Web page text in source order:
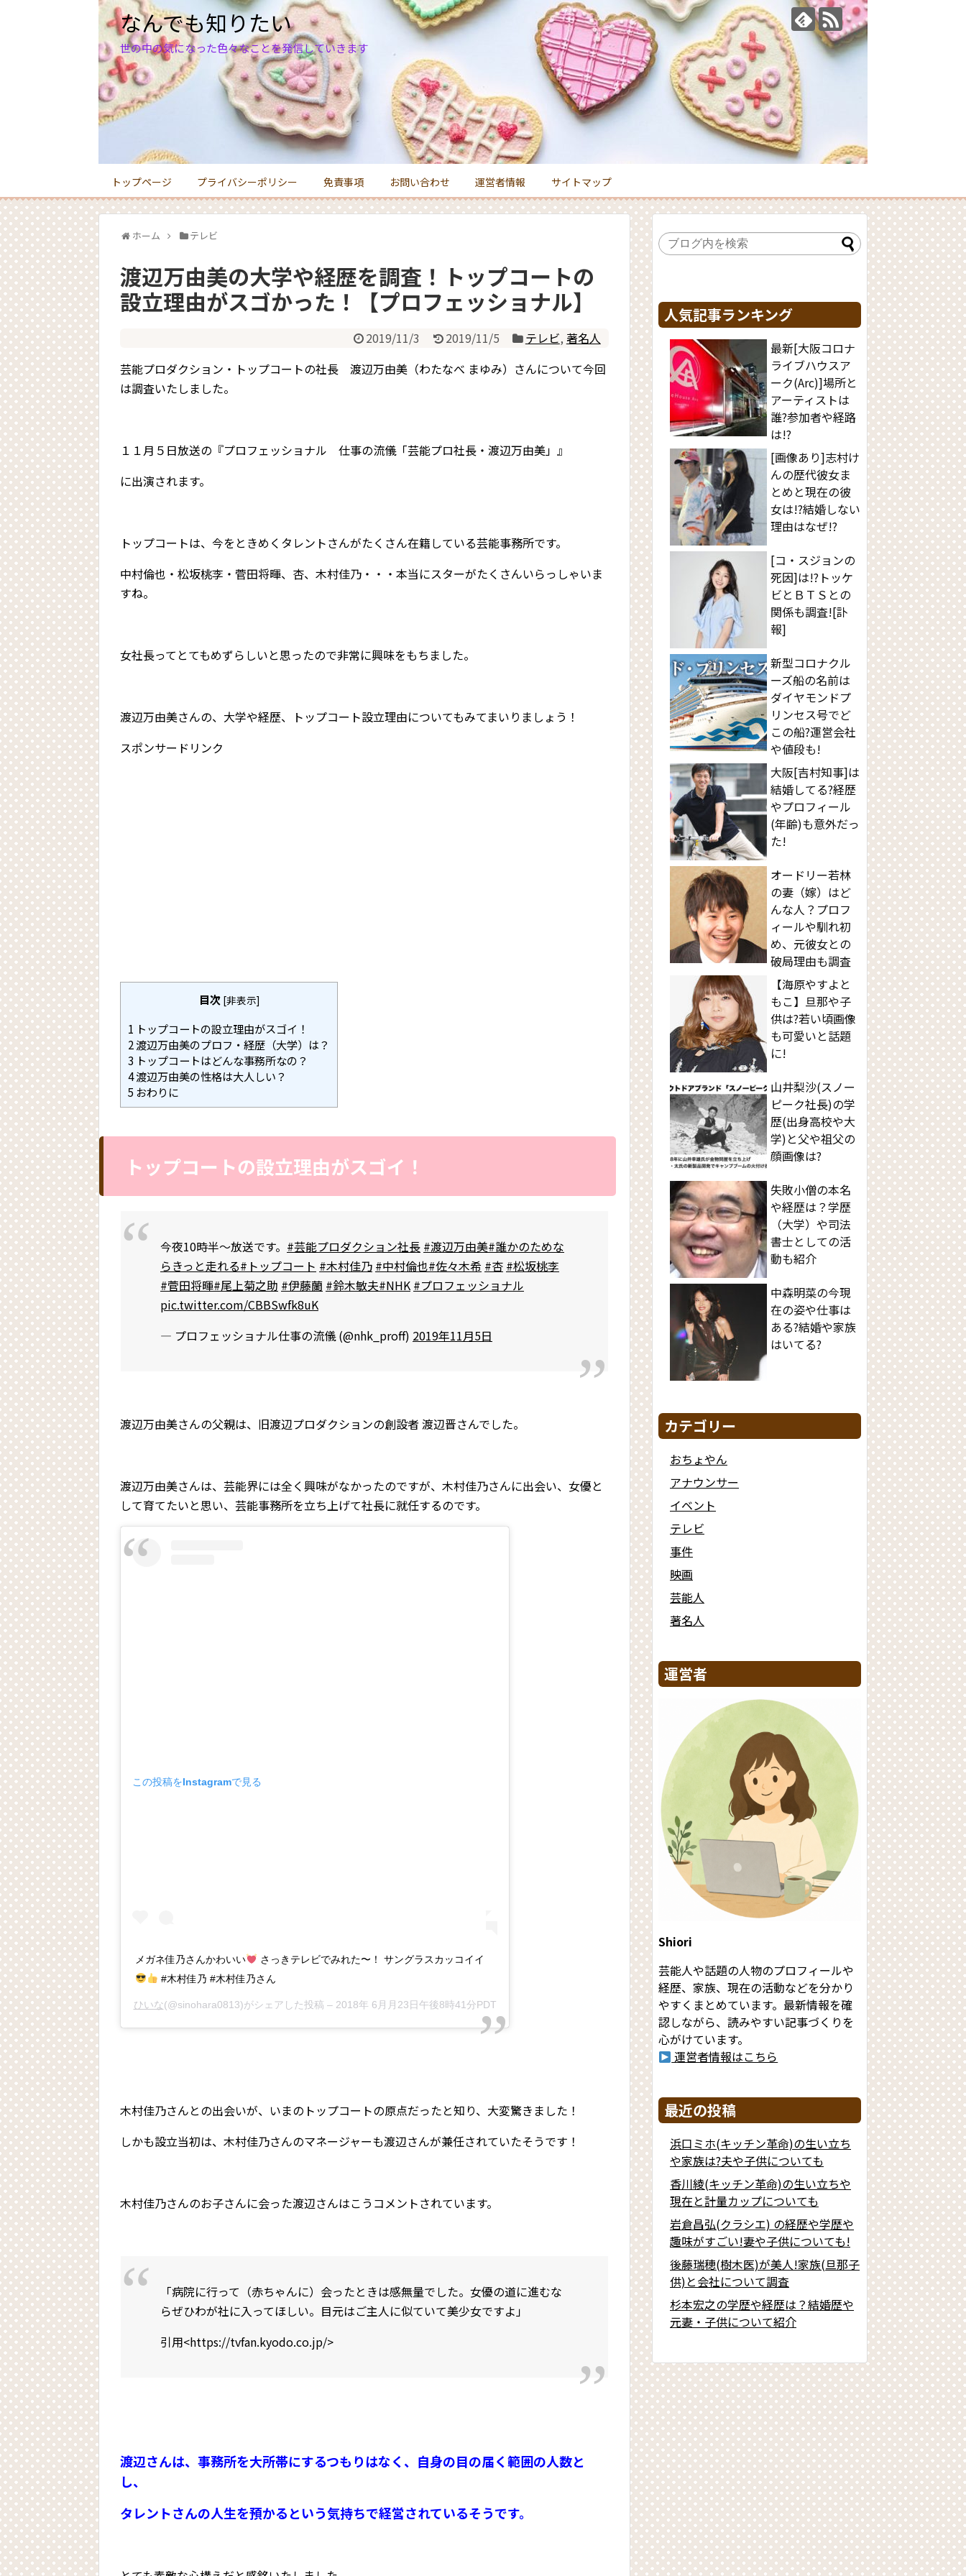
なんでも知りたい
世の中の気になった色々なことを発信していきます
トップページ プライバシーポリシー 免責事項 お問い合わせ 運営者情報 サイトマップ
ホーム テレビ
渡辺万由美の大学や経歴を調査！トップコートの
設立理由がスゴかった！【プロフェッショナル】
2019/11/3 2019/11/5 テレビ, 著名人
芸能プロダクション・トップコートの社長 渡辺万由美（わたなべ まゆみ）さんについて今回
は調査いたしました。
１１月５日放送の『プロフェッショナル 仕事の流儀「芸能プロ社長・渡辺万由美」』
に出演されます。
トップコートは、今をときめくタレントさんがたくさん在籍している芸能事務所です。
中村倫也・松坂桃李・菅田将暉、杏、木村佳乃・・・本当にスターがたくさんいらっしゃいま
すね。
女社長ってとてもめずらしいと思ったので非常に興味をもちました。
渡辺万由美さんの、大学や経歴、トップコート設立理由についてもみてまいりましょう！
スポンサードリンク
目次 [非表示]
1 トップコートの設立理由がスゴイ！
2渡辺万由美のプロフ・経歴（大学）は？
3 トップコートはどんな事務所なの？
4渡辺万由美の性格は大人しい？
5 おわりに
トップコートの設立理由がスゴイ！
今夜10時半～放送です。 #芸能プロダクション社長 #渡辺万由美#誰かのためな
らきっと走れる#トップコート #木村佳乃 #中村倫也#佐々木希 #杏 #松坂桃李
#菅田将暉#尾上菊之助 #伊藤蘭 #鈴木敏夫#NHK #プロフェッショナル
pic.twitter.com/CBBSwfk8uK
— プロフェッショナル仕事の流儀 (@nhk_proff) 2019年11月5日
渡辺万由美さんの父親は、旧渡辺プロダクションの創設者 渡辺晋さんでした。
渡辺万由美さんは、芸能界には全く興味がなかったのですが、木村佳乃さんに出会い、女優と
して育てたいと思い、芸能事務所を立ち上げて社長に就任するのです。
この投稿をInstagramで見る
メガネ佳乃さんかわいい
さっきテレビでみれた〜！ サングラスカッコイイ
#木村佳乃 #木村佳乃さん
ひいな(@sinohara0813)がシェアした投稿 – 2018年 6月月23日午後8時41分PDT
木村佳乃さんとの出会いが、いまのトップコートの原点だったと知り、大変驚きました！
しかも設立当初は、木村佳乃さんのマネージャーも渡辺さんが兼任されていたそうです！
木村佳乃さんのお子さんに会った渡辺さんはこうコメントされています。
「病院に行って（赤ちゃんに）会ったときは感無量でした。女優の道に進むな
らぜひわが社に入ってほしい。目元はご主人に似ていて美少女ですよ」
引用<https://tvfan.kyodo.co.jp/>
渡辺さんは、事務所を大所帯にするつもりはなく、自身の目の届く範囲の人数と
し、
タレントさんの人生を預かるという気持ちで経営されているそうです。
人気記事ランキング
最新[大阪コロナ
ライブハウスア
ーク(Arc)]場所と
アーティストは
誰?参加者や経路
は!?
[画像あり]志村け
んの歴代彼女ま
とめと現在の彼
女は!?結婚しない
理由はなぜ!?
[コ・スジョンの
死因]は!?トッケ
ビとＢＴＳとの
関係も調査![訃
報]
新型コロナクル
ーズ船の名前は
ダイヤモンドプ
リンセス号でど
この船?運営会社
や値段も!
大阪[吉村知事]は
結婚してる?経歴
やプロフィール
(年齢)も意外だっ
た!
オードリー若林
の妻（嫁）はど
んな人？プロフ
ィールや馴れ初
め、元彼女との
破局理由も調査
【海原やすよと
もこ】旦那や子
供は?若い頃画像
も可愛いと話題
に!
山井梨沙(スノー
ピーク社長)の学
歴(出身高校や大
学)と父や祖父の
顔画像は?
失敗小僧の本名
や経歴は？学歴
（大学）や司法
書士としての活
動も紹介
中森明菜の今現
在の姿や仕事は
ある?結婚や家族
はいてる?
カテゴリー
おちょやん
アナウンサー
イベント
テレビ
事件
映画
芸能人
著名人
運営者
Shiori
芸能人や話題の人物のプロフィールや
経歴、家族、現在の活動などを分かり
やすくまとめています。最新情報を確
認しながら、読みやすい記事づくりを
心がけています。
運営者情報はこちら
最近の投稿
浜口ミホ(キッチン革命)の生い立ち
や家族は?夫や子供についても
香川綾(キッチン革命)の生い立ちや
現在と計量カップについても
岩倉昌弘(クラシエ) の経歴や学歴や
趣味がすごい!妻や子供についても!
後藤瑞穂(樹木医)が美人!家族(旦那子
供)と会社について調査
杉本宏之の学歴や経歴は？結婚歴や
元妻・子供について紹介